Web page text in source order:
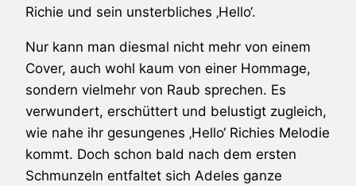
Richie und sein unsterbliches ‚Hello‘.
Nur kann man diesmal nicht mehr von einem
Cover, auch wohl kaum von einer Hommage,
sondern vielmehr von Raub sprechen. Es
verwundert, erschüttert und belustigt zugleich,
wie nahe ihr gesungenes ‚Hello‘ Richies Melodie
kommt. Doch schon bald nach dem ersten
Schmunzeln entfaltet sich Adeles ganze